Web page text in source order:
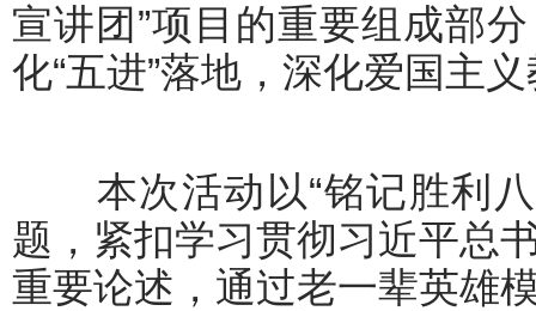
宣讲团”项目的重要组成部
化“五进”落地，深化爱国主
本次活动以“铭记胜利八
题，紧扣学习贯彻习近平总
重要论述，通过老一辈英雄